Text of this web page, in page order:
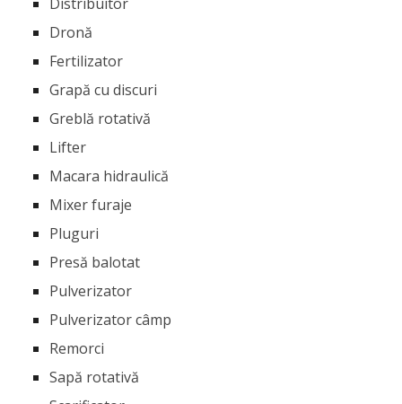
Distribuitor
Dronă
Fertilizator
Grapă cu discuri
Greblă rotativă
Lifter
Macara hidraulică
Mixer furaje
Pluguri
Presă balotat
Pulverizator
Pulverizator câmp
Remorci
Sapă rotativă